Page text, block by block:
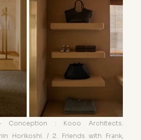
Conception : Kooo Architects.
Horikoshi. / 2. Friends with Frank,